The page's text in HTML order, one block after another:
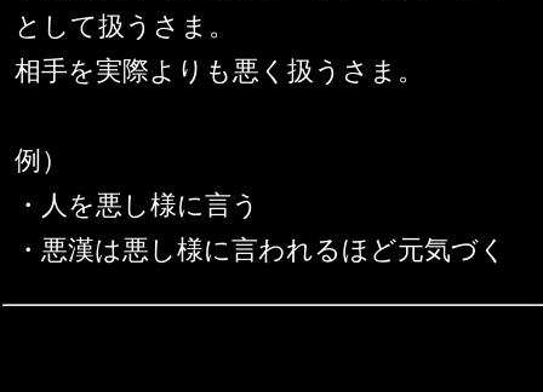
として扱うさま。
相手を実際よりも悪く扱うさま。
例）
・人を悪し様に言う
・悪漢は悪し様に言われるほど元気づく